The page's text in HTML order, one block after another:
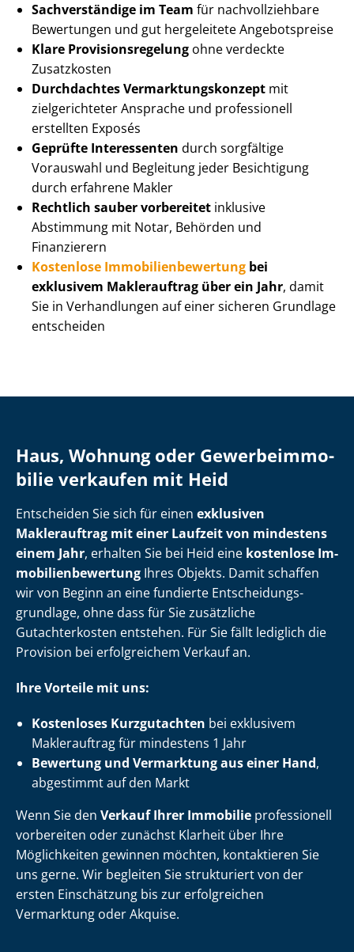
Sachverständige im Team für nach­voll­zieh­ba­re
Bewertungen und gut hergeleitete Angebotspreise
Klare Pro­vi­si­ons­re­ge­lung ohne verdeckte
Zusatzkosten
Durchdachtes Ver­mark­tungs­kon­zept mit
zielgerichteter Ansprache und professionell
erstellten Exposés
Geprüfte Interessenten durch sorgfältige
Vorauswahl und Begleitung jeder Besichtigung
durch erfahrene Makler
Rechtlich sauber vorbereitet inklusive
Abstimmung mit Notar, Behörden und
Finanzierern
Kostenlose Im­mo­bi­li­en­be­wer­tung bei
exklusivem Maklerauftrag über ein Jahr, damit
Sie in Verhandlungen auf einer sicheren Grundlage
entscheiden
Haus, Wohnung oder Ge­wer­be­im­mo­
bi­lie verkaufen mit Heid
Entscheiden Sie sich für einen exklusiven
Maklerauftrag mit einer Laufzeit von mindestens
einem Jahr, erhalten Sie bei Heid eine kostenlose Im­
mo­bi­li­en­be­wer­tung Ihres Objekts. Damit schaffen
wir von Beginn an eine fundierte Ent­schei­dungs­
grund­la­ge, ohne dass für Sie zusätzliche
Gutachterkosten entstehen. Für Sie fällt lediglich die
Provision bei erfolgreichem Verkauf an.
Ihre Vorteile mit uns:
Kostenloses Kurzgutachten bei exklusivem
Maklerauftrag für mindestens 1 Jahr
Bewertung und Vermarktung aus einer Hand,
abgestimmt auf den Markt
Wenn Sie den Verkauf Ihrer Immobilie professionell
vorbereiten oder zunächst Klarheit über Ihre
Möglichkeiten gewinnen möchten, kontaktieren Sie
uns gerne. Wir begleiten Sie strukturiert von der
ersten Einschätzung bis zur erfolgreichen
Vermarktung oder Akquise.